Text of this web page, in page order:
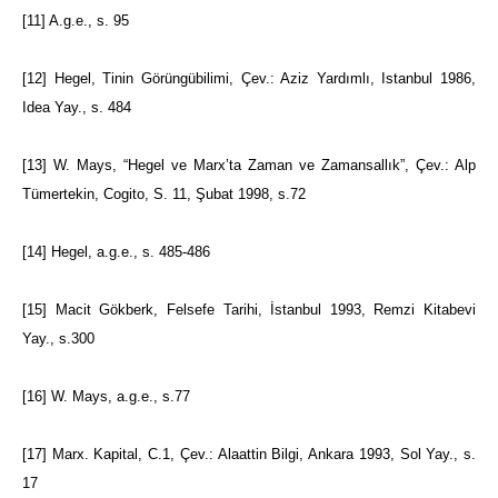
[11] A.g.e., s. 95
[12] Hegel,Tinin Görüngübilimi, Çev.: Aziz Yardımlı, Istanbul 1986,
Idea Yay., s. 484
[13] W. Mays, “Hegel ve Marx’ta Zaman ve Zamansallık”, Çev.: Alp
Tümertekin, Cogito, S. 11, Şubat 1998, s.72
[14] Hegel, a.g.e., s. 485-486
[15] Macit Gökberk, Felsefe Tarihi, İstanbul 1993, Remzi Kitabevi
Yay., s.300
[16] W. Mays, a.g.e., s.77
[17] Marx. Kapital, C.1, Çev.: Alaattin Bilgi, Ankara 1993, Sol Yay., s.
17